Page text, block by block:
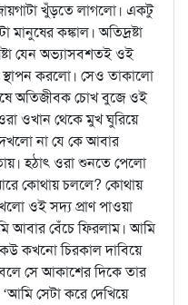
খুঁড়তে লাগলো। একটু
কঙ্কাল। অতিদ্রষ্টা
যেন অভ্যাসবশতই ওই
স্থাপন করলো। সেও তাকালো
অতিজীবক চোখ বুজে ওই
ওখান থেকে মুখ ঘুরিয়ে
না যে কে আবার
হঠাৎ ওরা শুনতে পেলো
কোথায় চললে? কোথায়
ওই সদ্য প্রাণ পাওয়া
আবার বেঁচে ফিরলাম। আমি
কখনো চিরকাল দাবিয়ে
সে আকাশের দিকে তার
সেটা করে দেখিয়ে